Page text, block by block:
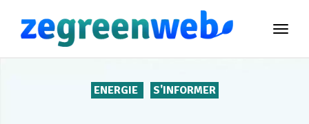
ENERGIE S'INFORMER